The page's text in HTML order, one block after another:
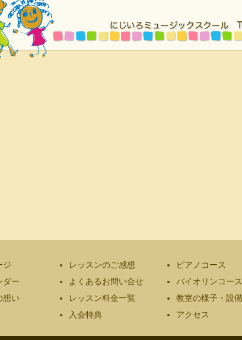
ジ
ダー
想い
レッスンのご感想
よくあるお問い合せ
レッスン料金一覧
入会特典
ピアノコース
バイオリンコース
教室の様子・設備
アクセス